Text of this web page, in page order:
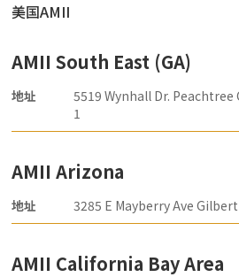
美国AMII
AMII South East (GA)
地址
5519 Wynhall Dr. Peachtree
1
AMII Arizona
地址 3285 E Mayberry Ave
AMII California Bay Area